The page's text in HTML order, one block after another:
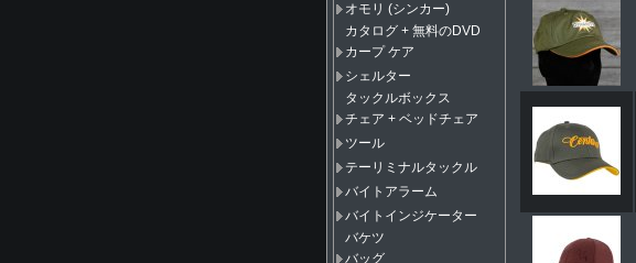
オモリ (シンカー)
カタログ + 無料のDVD
カープ ケア
シェルター
タックルボックス
チェア + ベッドチェア
ツール
テーリミナルタックル
バイトアラーム
バイトインジケーター
バケツ
バッグ